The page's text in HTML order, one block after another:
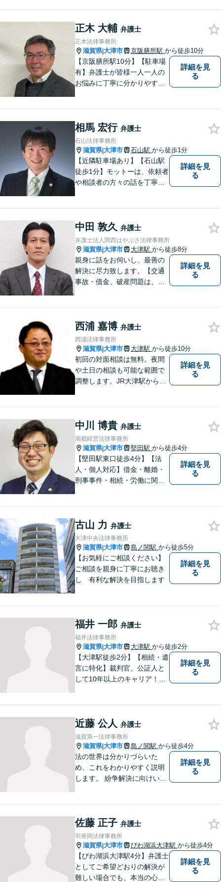
ます。弁護士に依頼するのは
敷居が高いとお考えの方も、
まずは一度ご相談ください。
正木 大輔 弁護士
正木法律事務所
滋賀県|大津市 京阪膳所駅 から徒歩10分
【京阪膳所駅10分】【駐車場
有】弁護士が皆様一人一人の
お悩みに丁寧に分かりやすく
進できることがございます。
どうぞ当事務所にご相談くだ
さい。
詳細を見
る
相馬 宏行 弁護士
石山法律事務所
滋賀県|大津市 石山駅 から徒歩1分
【近隣駐車場あり】【石山駅
徒歩1分】モットーは、依頼者
や相談者の方々の話を丁寧に
にまずは遠慮なくご相談くだ
さい。
詳細を見
る
中田 敦久 弁護士
弁護士法人関西はやぶさ法律事務所
滋賀県|大津市 大津駅 から徒歩8分
親身に話をお伺いし、最善の
解決に尽力致します。【交通
事故・借金、破産問題は、初
あり】
詳細を見
る
西浦 嘉博 弁護士
西浦法律事務所
滋賀県|大津市 大津駅 から徒歩10分
初回の対面相談は無料。夜間
や土日の相談も可能な範囲で
調整します。JR大津駅から徒
位 弁護士ドットコムランキ
ング（2024年7月-2026年7月
現在）】
詳細を見
る
中川 博貴 弁護士
湖都経営法律事務所
滋賀県|大津市 堅田駅 から徒歩4分
【堅田駅東口徒歩4分】【法
人・個人対応】借金・離婚・
刑事事件・相続・労働に関す
お話をお聞かせください。
【無料駐車場あり】
詳細を見
る
古山 力 弁護士
大津中央法律事務所
滋賀県|大津市 島ノ関駅 から徒歩5分
【お気軽にご相談ください】
ご相談を親身に丁寧にお聴き
し 有利な解決を目指します
詳細を見
る
福井 一郎 弁護士
福井法律事務所
滋賀県|大津市 大津駅 から徒歩2分
【大津駅徒歩2分】【相続・遺
言に特化】裁判官、公証人と
して10年以上のキャリア！親
抱えるお気持ちやご希望をぜ
ひお聞かせください！
詳細を見
る
近藤 公人 弁護士
滋賀第一法律事務所
滋賀県|大津市 島ノ関駅 から徒歩4分
法の世界は分かりづらいた
め、これをわかりやすく説明
します。 紛争解決に向けいく
者の希望を最大限尊重しなが
ら、適正な範囲で解決を目指
します。
詳細を見
る
佐藤 正子 弁護士
羽座岡法律事務所
滋賀県|大津市 びわ湖浜大津駅 から徒歩4分
【びわ湖浜大津駅4分】弁護士
としてご希望どおりの解決が
難しい場合でも、本当の心の
詳細を見
る